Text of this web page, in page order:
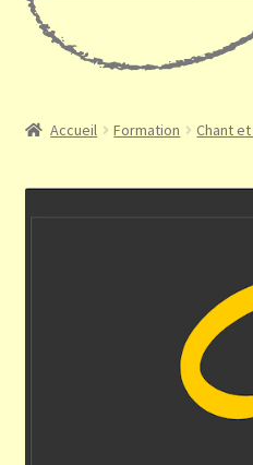
Validation de la commande
Accueil Formation Chant